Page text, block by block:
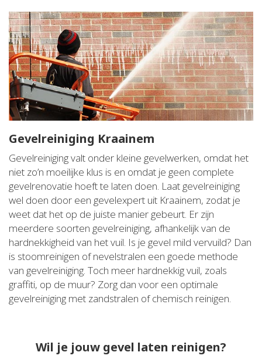
Gevelreiniging Kraainem
Gevelreiniging valt onder kleine gevelwerken, omdat het
niet zo’n moeilijke klus is en omdat je geen complete
gevelrenovatie hoeft te laten doen. Laat gevelreiniging
wel doen door een gevelexpert uit Kraainem, zodat je
weet dat het op de juiste manier gebeurt. Er zijn
meerdere soorten gevelreiniging, afhankelijk van de
hardnekkigheid van het vuil. Is je gevel mild vervuild? Dan
is stoomreinigen of nevelstralen een goede methode
van gevelreiniging. Toch meer hardnekkig vuil, zoals
graffiti, op de muur? Zorg dan voor een optimale
gevelreiniging met zandstralen of chemisch reinigen.
Wil je jouw gevel laten reinigen?